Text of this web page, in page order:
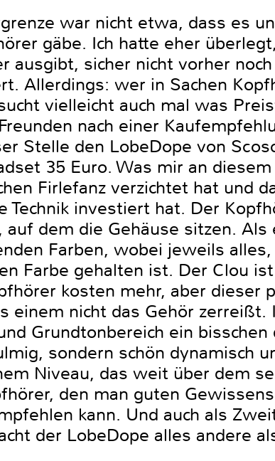
war nicht etwa, dass es
gäbe. Ich hatte eher
ausgibt, sicher nicht vorher
Allerdings: wer in Sachen
vielleicht auch mal was
nach einer
Stelle den LobeDope von
35 Euro. Was mir an
Firlefanz verzichtet hat und
Technik investiert hat. Der
dem die Gehäuse sitzen. Als
Farben, wobei jeweils
Farbe gehalten ist. Der Clou
kosten mehr, aber dieser
einem nicht das Gehör zerreißt.
Grundtonbereich ein bisschen
sondern schön dynamisch
Niveau, das weit über dem
den man guten
kann. Und auch als
der LobeDope alles andere